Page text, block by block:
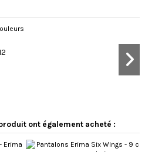
ont également acheté :